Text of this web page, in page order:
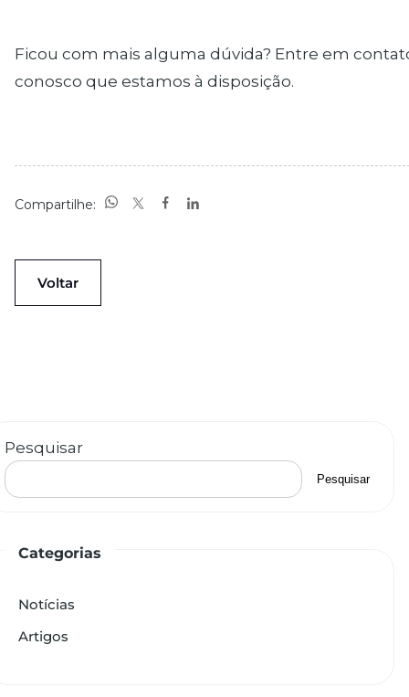
Ficou com mais alguma dúvida? Entre em
conosco que estamos à disposição.
Compartilhe:
Voltar
Pesquisar
Pesquisar
Categorias
Notícias
Artigos